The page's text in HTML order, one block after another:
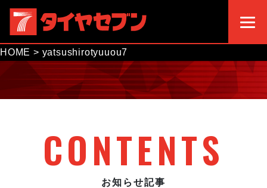
HOME > yatsushirotyuuou7
CONTENTS
お知らせ記事